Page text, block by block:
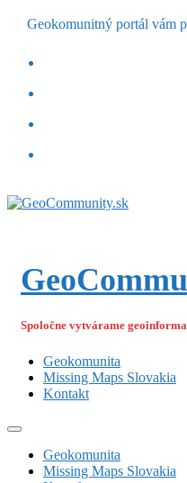
Geokomunitný portál vám
Spoločne vytvárame
Geokomunita
Missing Maps Slovakia
Kontakt
Geokomunita
Missing Maps Slovakia